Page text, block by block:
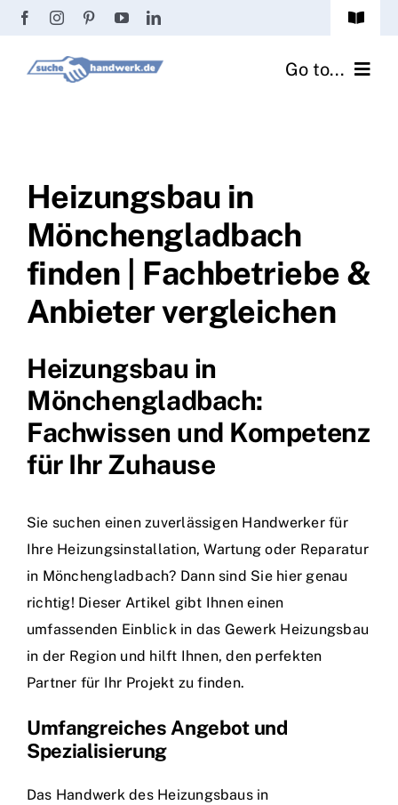
Zum
springen
Toggle
Passwort vergessen? Go to...
Handwerker Ratgeber
Wir über uns
Heizungsbau in
Mönchengladbach
finden | Fachbetriebe &
Anbieter vergleichen
Heizungsbau in
Mönchengladbach:
Fachwissen und Kompetenz
für Ihr Zuhause
Sie suchen einen zuverlässigen Handwerker für
Ihre Heizungsinstallation, Wartung oder Reparatur
in Mönchengladbach? Dann sind Sie hier genau
richtig! Dieser Artikel gibt Ihnen einen
umfassenden Einblick in das Gewerk Heizungsbau
in der Region und hilft Ihnen, den perfekten
Partner für Ihr Projekt zu finden.
Umfangreiches Angebot und
Spezialisierung
Das Handwerk des Heizungsbaus in